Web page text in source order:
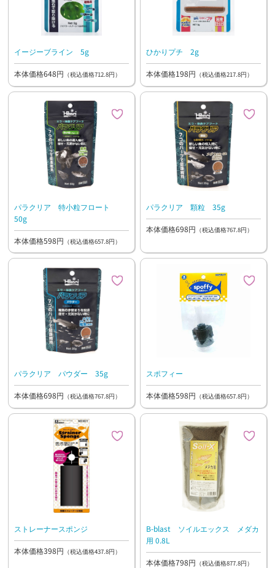
イージーブライン 5g
本体価格648円 （税込価格712.8円）
ひかりプチ 2g
本体価格198円 （税込価格217.8円）
パラクリア 特小粒フロート
50g
本体価格598円 （税込価格657.8円）
パラクリア 顆粒 35g
本体価格698円 （税込価格767.8円）
パラクリア パウダー 35g
本体価格698円 （税込価格767.8円）
スポフィー
本体価格598円 （税込価格657.8円）
ストレーナースポンジ
本体価格398円 （税込価格437.8円）
B-blast ソイルエックス メダカ
用 0.8L
本体価格798円 （税込価格877.8円）